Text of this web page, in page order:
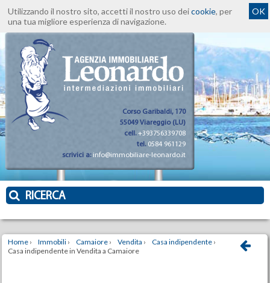
Utilizzando il nostro sito, accetti il nostro uso deicookie, per
una tua migliore esperienza di navigazione.
OK
Corso Garibaldi, 170
55049 Viareggio (LU)
cell.+393756339708
tel. 0584 961129
scrivici a: info@immobiliare-leonardo.it
RICERCA
Home › Immobili › Camaiore › Vendita › Casa indipendente ›
Casa indipendente in Vendita a Camaiore